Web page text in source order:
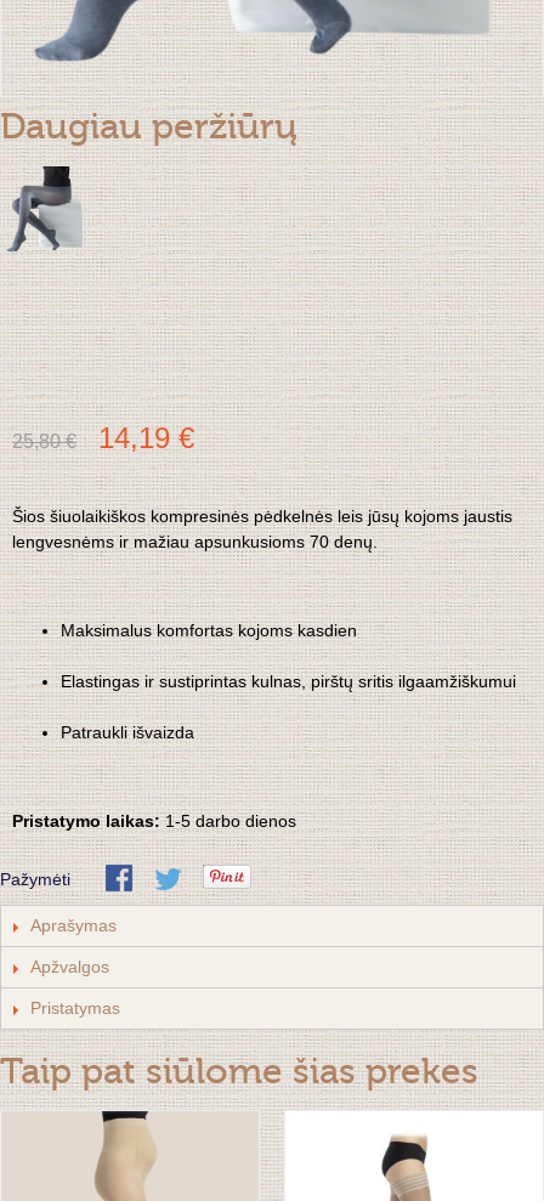
Daugiau peržiūrų
25,80 € 14,19 €
Šios šiuolaikiškos kompresinės pėdkelnės leis jūsų kojoms jaustis
lengvesnėms ir mažiau apsunkusioms 70 denų.
Maksimalus komfortas kojoms kasdien
Elastingas ir sustiprintas kulnas, pirštų sritis ilgaamžiškumui
Patraukli išvaizda
Pristatymo laikas:1-5 darbo dienos
Pažymėti
Aprašymas
Apžvalgos
Pristatymas
Taip pat siūlome šias prekes